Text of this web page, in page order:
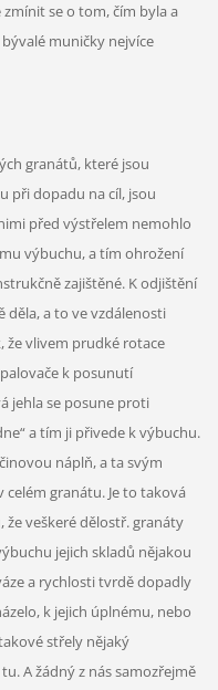
se o tom, čím byla a
muničky nejvíce
granátů, které jsou
při dopadu na cíl, jsou
před výstřelem nemohlo
výbuchu, a tím ohrožení
zajištěné. K odjištění
děla, a to ve vzdálenosti
že vlivem prudké rotace
k posunutí
jehla se posune proti
a tím ji přivede k výbuchu.
náplň, a ta svým
granátu. Je to taková
že veškeré dělostř. granáty
jejich skladů nějakou
a rychlosti tvrdě dopadly
k jejich úplnému, nebo
střely nějaký
A žádný z nás samozřejmě